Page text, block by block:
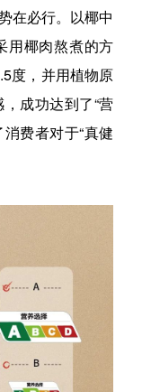
在必行。以椰中
用椰肉熬煮的方
度，并用植物原
成功达到了“营
费者对于“真健